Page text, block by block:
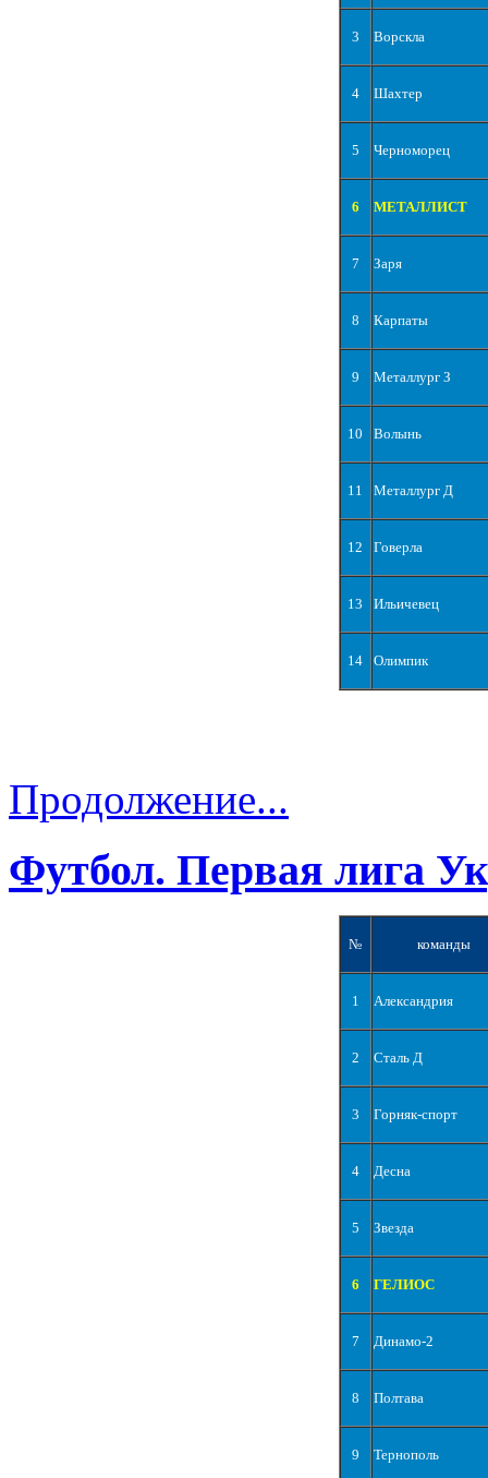
3 Ворскла
4 Шахтер
5 Черноморец
6 МЕТАЛЛИСТ
7 Заря
8 Карпаты
9 Металлург З
10 Волынь
11 Металлург Д
12 Говерла
13 Ильичевец
14 Олимпик
Продолжение...
Футбол. Первая лига
№ команды
1 Александрия
2 Сталь Д
3 Горняк-спорт
4 Десна
5 Звезда
6 ГЕЛИОС
7 Динамо-2
8 Полтава
9 Тернополь